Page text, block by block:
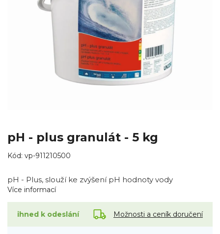
pH - plus granulát - 5 kg
Kód: vp-911210500
pH - Plus, slouží ke zvýšení pH hodnoty vody
Více informací
ihned k odeslání Možnosti a ceník doručení